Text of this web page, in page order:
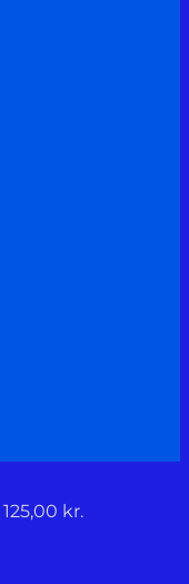
125,00 kr.